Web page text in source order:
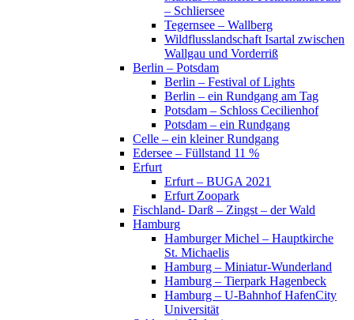
– Schliersee
Tegernsee – Wallberg
Wildflusslandschaft Isartal zwischen
Wallgau und Vorderriß
Berlin – Potsdam
Berlin – Festival of Lights
Berlin – ein Rundgang am Tag
Potsdam – Schloss Cecilienhof
Potsdam – ein Rundgang
Celle – ein kleiner Rundgang
Edersee – Füllstand 11 %
Erfurt
Erfurt – BUGA 2021
Erfurt Zoopark
Fischland- Darß – Zingst – der Wald
Hamburg
Hamburger Michel – Hauptkirche
St. Michaelis
Hamburg – Miniatur-Wunderland
Hamburg – Tierpark Hagenbeck
Hamburg – U-Bahnhof HafenCity
Universität